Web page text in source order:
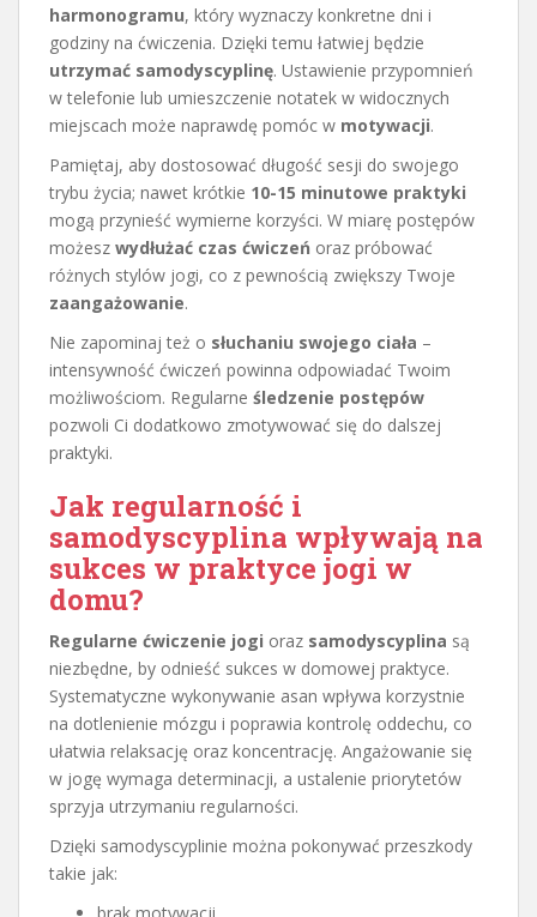
harmonogramu, który wyznaczy konkretne dni i
godziny na ćwiczenia. Dzięki temu łatwiej będzie
utrzymać samodyscyplinę. Ustawienie przypomnień
w telefonie lub umieszczenie notatek w widocznych
miejscach może naprawdę pomóc w motywacji.
Pamiętaj, aby dostosować długość sesji do swojego
trybu życia; nawet krótkie 10-15 minutowe praktyki
mogą przynieść wymierne korzyści. W miarę postępów
możesz wydłużać czas ćwiczeń oraz próbować
różnych stylów jogi, co z pewnością zwiększy Twoje
zaangażowanie.
Nie zapominaj też o słuchaniu swojego ciała –
intensywność ćwiczeń powinna odpowiadać Twoim
możliwościom. Regularne śledzenie postępów
pozwoli Ci dodatkowo zmotywować się do dalszej
praktyki.
Jak regularność i
samodyscyplina wpływają na
sukces w praktyce jogi w
domu?
Regularne ćwiczenie jogi oraz samodyscyplina są
niezbędne, by odnieść sukces w domowej praktyce.
Systematyczne wykonywanie asan wpływa korzystnie
na dotlenienie mózgu i poprawia kontrolę oddechu, co
ułatwia relaksację oraz koncentrację. Angażowanie się
w jogę wymaga determinacji, a ustalenie priorytetów
sprzyja utrzymaniu regularności.
Dzięki samodyscyplinie można pokonywać przeszkody
takie jak:
brak motywacji,